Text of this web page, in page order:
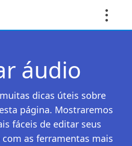
áudio
dicas úteis sobre
página. Mostraremos
fáceis de editar seus
as ferramentas mais